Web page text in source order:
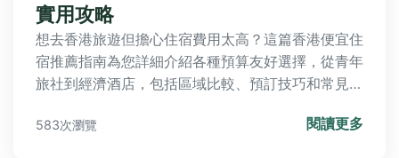
實用攻略
想去香港旅遊但擔心住宿費用太高？這篇香港便宜住
宿推薦指南為您詳細介紹各種預算友好選擇，從青年
旅社到經濟酒店，包括區域比較、預訂技巧和常見問
583次瀏覽 閱讀更多